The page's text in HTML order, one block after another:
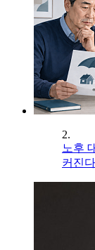
2.
노후
커진다